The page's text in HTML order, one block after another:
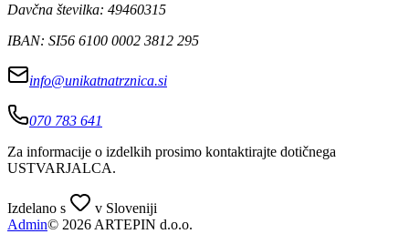
Davčna številka: 49460315
IBAN: SI56 6100 0002 3812 295
info@unikatnatrznica.si
070 783 641
Za informacije o izdelkih prosimo kontaktirajte dotičnega
USTVARJALCA.
Izdelano s
v Sloveniji
Admin© 2026 ARTEPIN d.o.o.